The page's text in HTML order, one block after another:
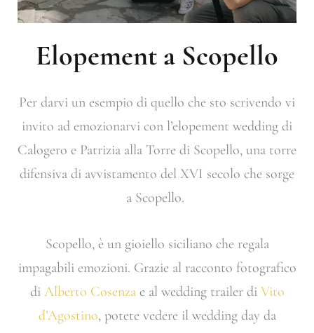
Elopement a Scopello
Per darvi un esempio di quello che sto scrivendo vi
invito ad emozionarvi con l’elopement wedding di
Calogero e Patrizia alla Torre di Scopello, una torre
difensiva di avvistamento del XVI secolo che sorge
a Scopello.
Scopello, è un gioiello siciliano che regala
impagabili emozioni. Grazie al racconto fotografico
di Alberto Cosenza e al wedding trailer di Vito
d’Agostino, potete vedere il wedding day da